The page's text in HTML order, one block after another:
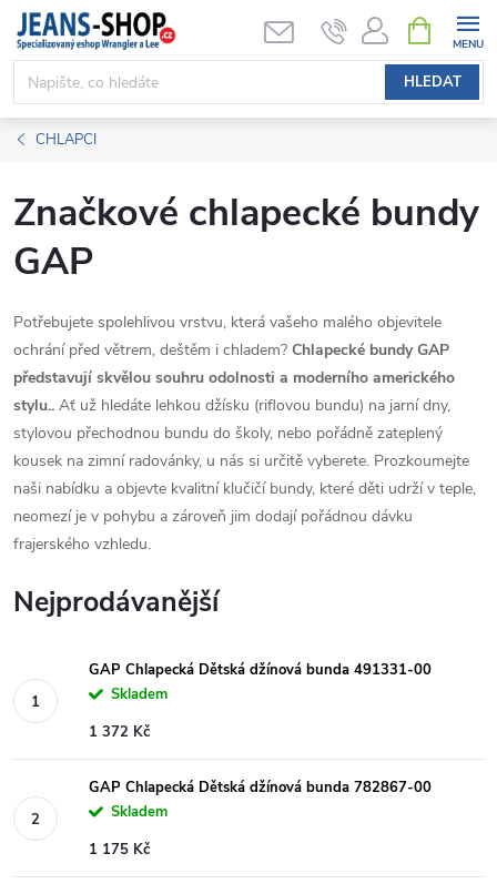
Přejít
obsah
HLEDAT
NÁKUPNÍ
KOŠÍK
CHLAPCI
Značkové chlapecké bundy
GAP
Potřebujete spolehlivou vrstvu, která vašeho malého objevitele
ochrání před větrem, deštěm i chladem? Chlapecké bundy GAP
představují skvělou souhru odolnosti a moderního amerického
stylu.. Ať už hledáte lehkou džísku (riflovou bundu) na jarní dny,
stylovou přechodnou bundu do školy, nebo pořádně zateplený
kousek na zimní radovánky, u nás si určitě vyberete. Prozkoumejte
naši nabídku a objevte kvalitní klučičí bundy, které děti udrží v teple,
neomezí je v pohybu a zároveň jim dodají pořádnou dávku
frajerského vzhledu.
Nejprodávanější
GAP Chlapecká Dětská džínová bunda 491331-00
Skladem
1 372 Kč
GAP Chlapecká Dětská džínová bunda 782867-00
Skladem
1 175 Kč